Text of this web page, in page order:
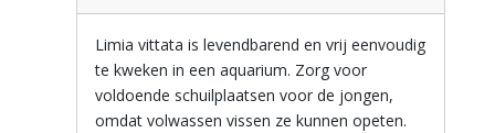
Limia vittata is levendbarend en vrij eenvoudig
te kweken in een aquarium. Zorg voor
voldoende schuilplaatsen voor de jongen,
omdat volwassen vissen ze kunnen opeten.